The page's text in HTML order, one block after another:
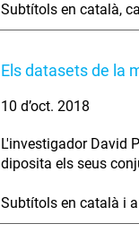
Subtítols en català,
Els datasets de la
10 d’oct. 2018
L'investigador David
diposita els seus
Subtítols en català i